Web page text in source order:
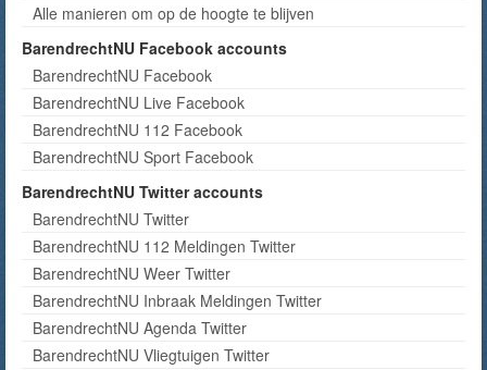
Alle manieren om op de hoogte te blijven
BarendrechtNU Facebook accounts
BarendrechtNU Facebook
BarendrechtNU Live Facebook
BarendrechtNU 112 Facebook
BarendrechtNU Sport Facebook
BarendrechtNU Twitter accounts
BarendrechtNU Twitter
BarendrechtNU 112 Meldingen Twitter
BarendrechtNU Weer Twitter
BarendrechtNU Inbraak Meldingen Twitter
BarendrechtNU Agenda Twitter
BarendrechtNU Vliegtuigen Twitter